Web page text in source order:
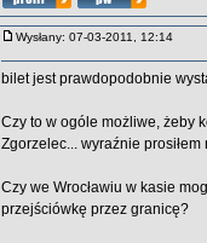
Wysłany: 07-03-2011, 12:14
bilet jest prawdopodobnie
Czy to w ogóle możliwe, żeby
Zgorzelec... wyraźnie
Czy we Wrocławiu w kasie
przejściówkę przez granicę?